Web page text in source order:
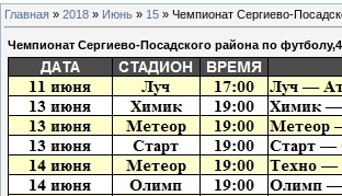
Главная » 2018 » Июнь » 15 » Чемпионат Сергиево-
Чемпионат Сергиево-Посадского района по футболу,4